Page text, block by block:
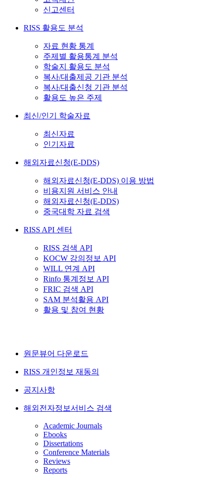
신고센터
RISS 활용도 분석
자료 현황 통계
주제별 활용통계 분석
학술지 활용도 분석
복사/대출제공 기관 분석
복사/대출신청 기관 분석
활용도 높은 주제
최신/인기 학술자료
최신자료
인기자료
해외자료신청(E-DDS)
해외자료신청(E-DDS) 이용 방법
비용지원 서비스 안내
해외자료신청(E-DDS)
중국대학 자료 검색
RISS API 센터
RISS 검색 API
KOCW 강의정보 API
WILL 연계 API
Rinfo 통계정보 API
FRIC 검색 API
SAM 분석활용 API
활용 및 참여 현황
원문뷰어 다운로드
RISS 개인정보 재동의
공지사항
해외전자정보서비스 검색
Academic Journals
Ebooks
Dissertations
Conference Materials
Reviews
Reports